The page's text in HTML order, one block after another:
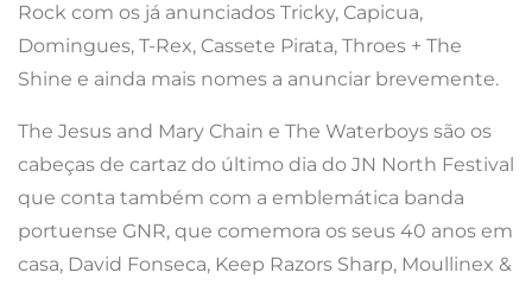
Rock com os já anunciados Tricky, Capicua,
Domingues, T-Rex, Cassete Pirata, Throes + The
Shine e ainda mais nomes a anunciar brevemente.
The Jesus and Mary Chain e The Waterboys são os
cabeças de cartaz do último dia do JN North Festival
que conta também com a emblemática banda
portuense GNR, que comemora os seus 40 anos em
casa, David Fonseca, Keep Razors Sharp, Moullinex &